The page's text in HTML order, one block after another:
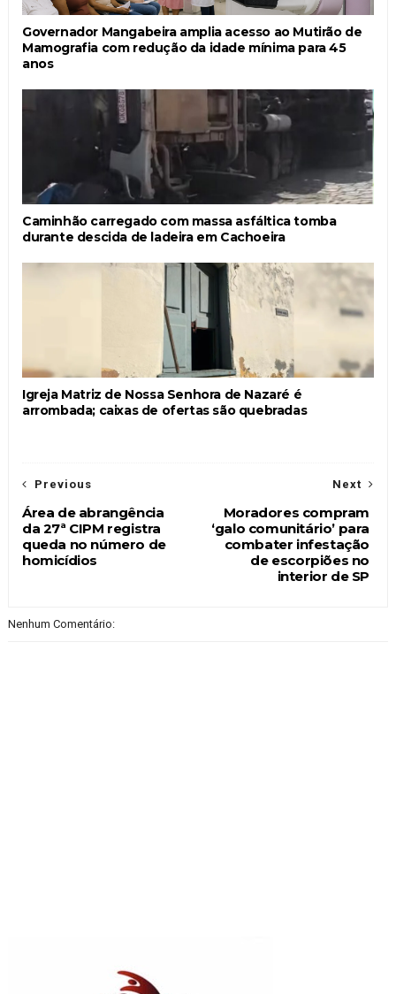
Governador Mangabeira amplia acesso ao Mutirão de
Mamografia com redução da idade mínima para 45
anos
Caminhão carregado com massa asfáltica tomba
durante descida de ladeira em Cachoeira
Igreja Matriz de Nossa Senhora de Nazaré é
arrombada; caixas de ofertas são quebradas
Next
Moradores compram
‘galo comunitário’ para
combater infestação
de escorpiões no
interior de SP
Previous
Área de abrangência
da 27ª CIPM registra
queda no número de
homicídios
Nenhum Comentário: